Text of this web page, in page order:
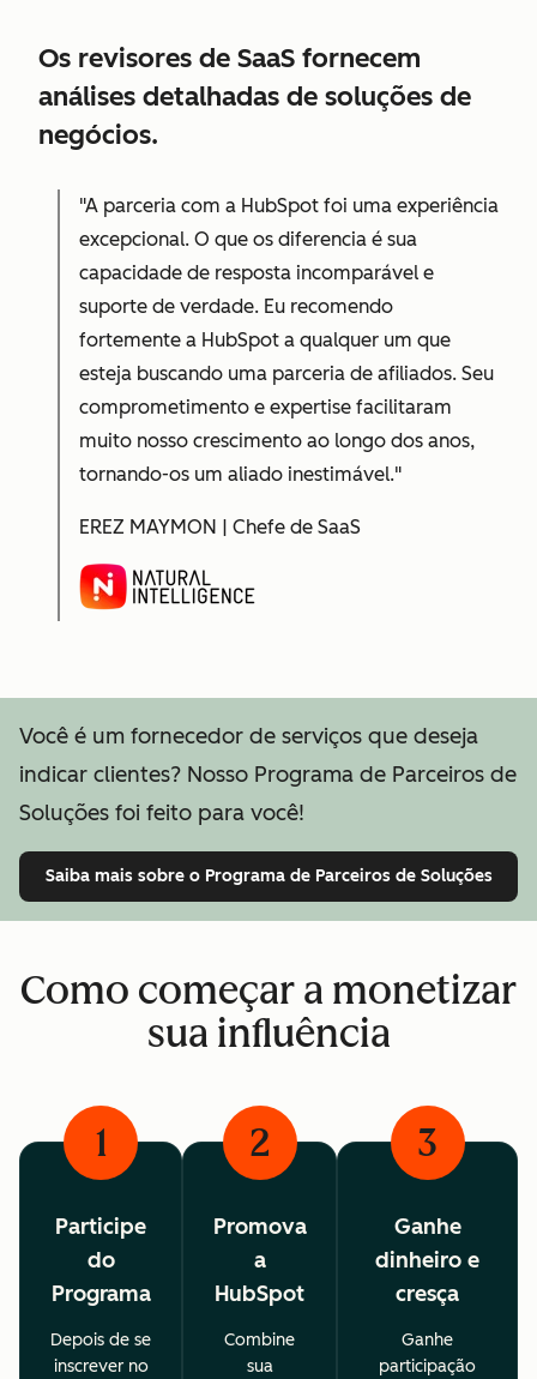
Os revisores de SaaS fornecem
análises detalhadas de soluções de
negócios.
"A parceria com a HubSpot foi uma experiência
excepcional. O que os diferencia é sua
capacidade de resposta incomparável e
suporte de verdade. Eu recomendo
fortemente a HubSpot a qualquer um que
esteja buscando uma parceria de afiliados. Seu
comprometimento e expertise facilitaram
muito nosso crescimento ao longo dos anos,
tornando-os um aliado inestimável."
EREZ MAYMON | Chefe de SaaS
Você é um fornecedor de serviços que deseja
indicar clientes? Nosso Programa de Parceiros de
Soluções foi feito para você!
Saiba mais sobre o Programa de Parceiros de Soluções
Como começar a monetizar
sua influência
1
Participe
do
Programa
Depois de se
inscrever no
2
Promova
a
HubSpot
Combine
sua
3
Ganhe
dinheiro e
cresça
Ganhe
participação